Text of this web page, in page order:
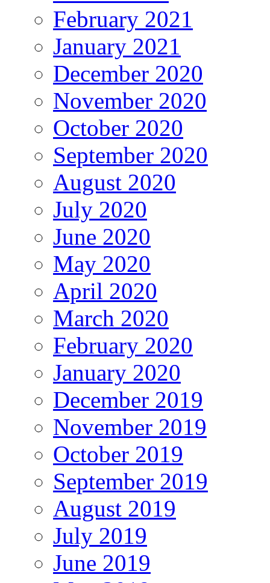
February 2021
January 2021
December 2020
November 2020
October 2020
September 2020
August 2020
July 2020
June 2020
May 2020
April 2020
March 2020
February 2020
January 2020
December 2019
November 2019
October 2019
September 2019
August 2019
July 2019
June 2019